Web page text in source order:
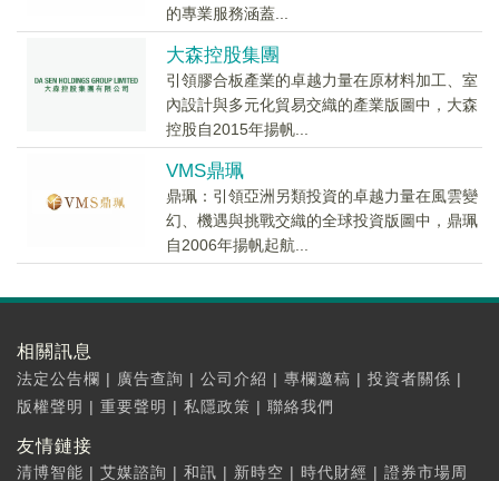
的專業服務涵蓋...
大森控股集團
引領膠合板產業的卓越力量在原材料加工、室
內設計與多元化貿易交織的產業版圖中，大森
控股自2015年揚帆...
VMS鼎珮
鼎珮：引領亞洲另類投資的卓越力量在風雲變
幻、機遇與挑戰交織的全球投資版圖中，鼎珮
自2006年揚帆起航...
相關訊息
法定公告欄 | 廣告查詢 | 公司介紹 | 專欄邀稿 | 投資者關係 |
版權聲明 | 重要聲明 | 私隱政策 | 聯絡我們
友情鏈接
清博智能 | 艾媒諮詢 | 和訊 | 新時空 | 時代財經 | 證券市場周